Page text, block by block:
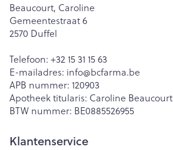
Beaucourt, Caroline
Gemeentestraat 6
2570 Duffel
Telefoon: +32 15 31 15 63
E-mailadres: info@bcfarma.be
APB nummer: 120903
Apotheek titularis: Caroline Beaucourt
BTW nummer: BE0885526955
Klantenservice